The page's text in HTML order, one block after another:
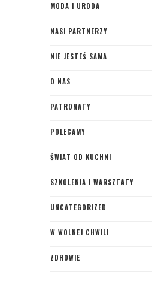
MODA I URODA
NASI PARTNERZY
NIE JESTEŚ SAMA
O NAS
PATRONATY
POLECAMY
ŚWIAT OD KUCHNI
SZKOLENIA I WARSZTATY
UNCATEGORIZED
W WOLNEJ CHWILI
ZDROWIE